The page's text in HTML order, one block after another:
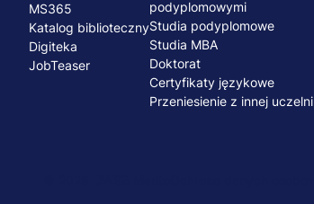
MS365
Katalog biblioteczny
Digiteka
JobTeaser
podyplomowymi
Studia podyplomowe
Studia MBA
Doktorat
Certyfikaty językowe
Przeniesienie z innej uczelni